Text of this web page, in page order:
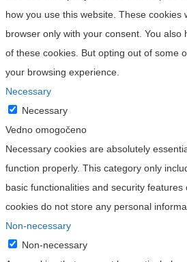
how you use this website. These cookies
browser only with your consent. You also
of these cookies. But opting out of some
your browsing experience.
Necessary
Necessary
Vedno omogočeno
Necessary cookies are absolutely
function properly. This category only
basic functionalities and security
cookies do not store any personal
Non-necessary
Non-necessary